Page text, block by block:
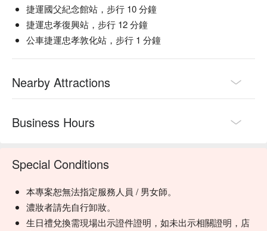
捷運國父紀念館站，步行 10 分鐘
捷運忠孝復興站，步行 12 分鐘
公車捷運忠孝敦化站，步行 1 分鐘
Nearby Attractions
Business Hours
Special Conditions
本專案恕無法指定服務人員 / 男女師。
濃妝者請先自行卸妝。
生日禮兌換需現場出示證件證明，如未出示相關證明，店